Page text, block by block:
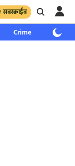
सबस्क्राईब
Crime साप्ताहिक